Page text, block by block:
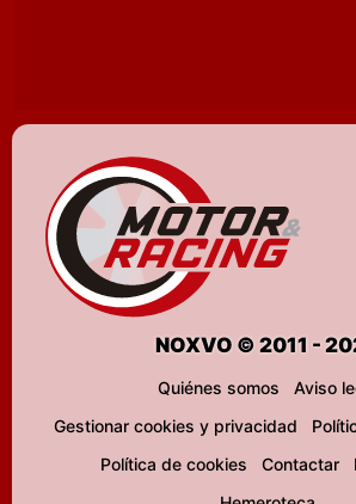
NOXVO © 2011 -
Quiénes somos
Aviso
Gestionar cookies y privacidad
Política de cookies
Contactar